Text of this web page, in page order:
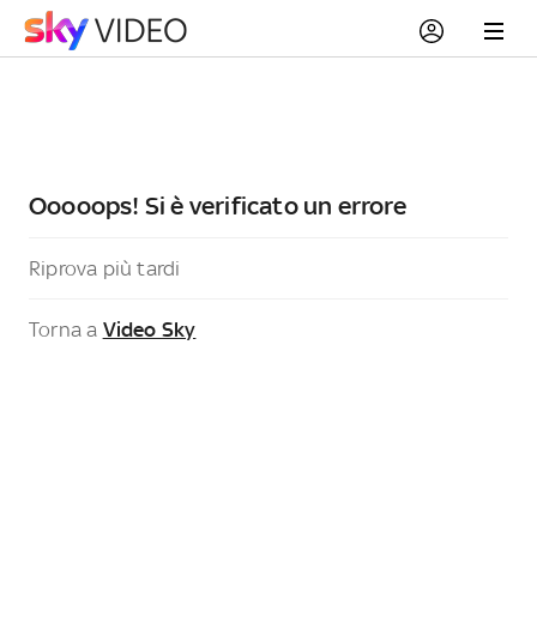
Ooooops! Si è verificato un errore
Riprova più tardi
Torna a Video Sky